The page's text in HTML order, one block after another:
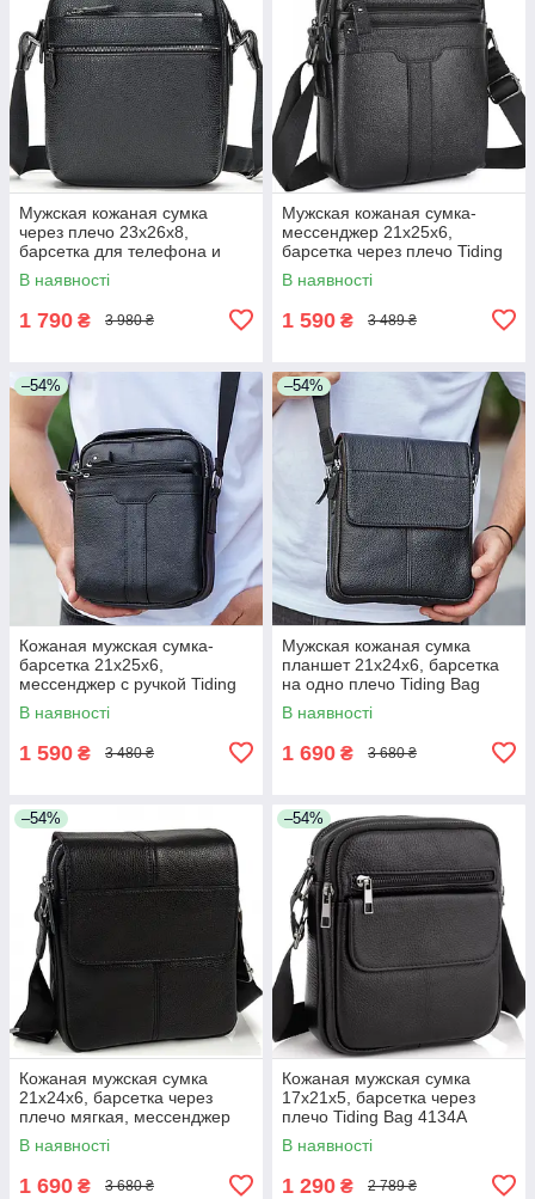
Мужская кожаная сумка
через плечо 23х26х8,
барсетка для телефона и
документов Tiding Bag
711511 черная
В наявності
1 790 ₴ 3 980 ₴
Мужская кожаная сумка-
мессенджер 21х25х6,
барсетка через плечо Tiding
Bag A25-3278A Черная
В наявності
1 590 ₴ 3 489 ₴
–54%
Кожаная мужская сумка-
барсетка 21х25х6,
мессенджер с ручкой Tiding
Bag 73957 черная
В наявності
1 590 ₴ 3 480 ₴
–54%
Мужская кожаная сумка
планшет 21х24х6, барсетка
на одно плечо Tiding Bag
M1254A черная
В наявності
1 690 ₴ 3 680 ₴
–54%
Кожаная мужская сумка
21х24х6, барсетка через
плечо мягкая, мессенджер
для гаджетов BEXHILL TD-
21334A
В наявності
1 690 ₴ 3 680 ₴
–54%
Кожаная мужская сумка
17х21х5, барсетка через
плечо Tiding Bag 4134A
черная
В наявності
1 290 ₴ 2 789 ₴